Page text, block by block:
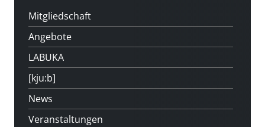
Mitgliedschaft
Angebote
LABUKA
[kju:b]
News
Veranstaltungen